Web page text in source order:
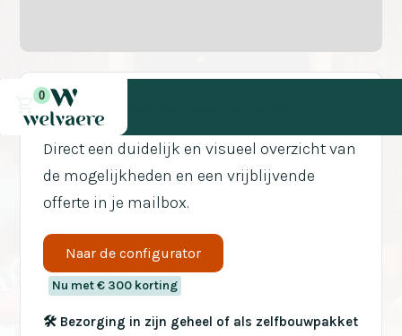
0
Direct een duidelijk en visueel overzicht van
de mogelijkheden en een vrijblijvende
offerte in je mailbox.
Naar de configurator
Nu met € 300 korting
🛠️ Bezorging in zijn geheel of als zelfbouwpakket